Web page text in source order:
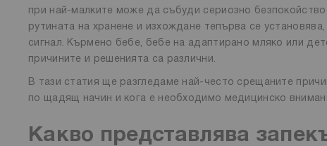
при най-малките може да събуди сериозно
рутината на хранене и изхождане тепърва се
сигнал. Кърмено бебе, бебе на адаптирано мляко или
причините и решенията са различни.
В тази статия ще разгледаме най-често срещаните
по щадящ начин и кога е необходимо медицинско
Какво представлява